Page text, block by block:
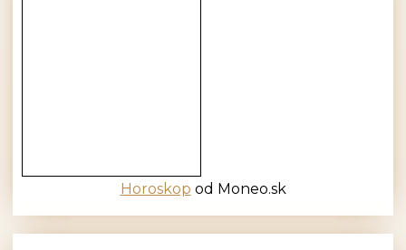
Horoskop od Moneo.sk